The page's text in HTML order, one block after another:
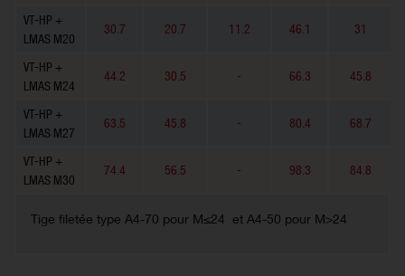
VT-HP +
LMAS M20
30.7 20.7 11.2 46.1 31
VT-HP +
LMAS M24
44.2 30.5 - 66.3 45.8
VT-HP +
LMAS M27
63.5 45.8 - 80.4 68.7
VT-HP +
LMAS M30
74.4 56.5 - 98.3 84.8
Tige filetée type A4-70 pour M≤24 et A4-50 pour M>24